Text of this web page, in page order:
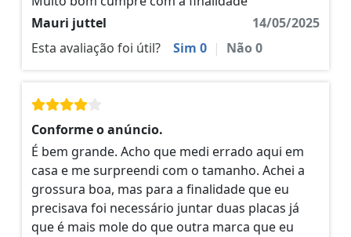
Mauri juttel
14/05/2025
Esta avaliação foi útil?
Sim 0 | Não0
Conforme o anúncio.
É bem grande. Acho que medi errado aqui em
casa e me surpreendi com o tamanho. Achei a
grossura boa, mas para a finalidade que eu
precisava foi necessário juntar duas placas já
que é mais mole do que outra marca que eu